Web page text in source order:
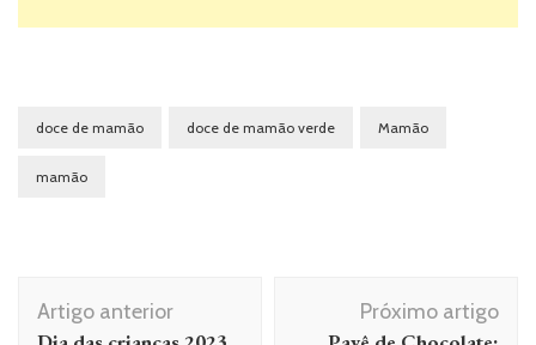
doce de mamão doce de mamão verde Mamão
mamão
Navegação
de
Artigo anterior
Próximo artigo